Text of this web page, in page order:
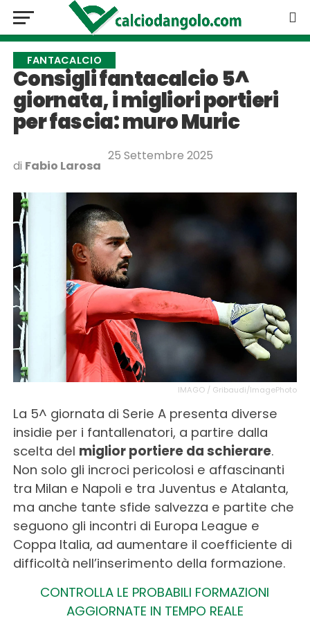
FANTACALCIO
Consigli fantacalcio 5^
giornata, i migliori portieri
per fascia: muro Muric
di Fabio Larosa
25 Settembre 2025
IMAGO / Gribaudi/ImagePhoto
La 5^ giornata di Serie A presenta diverse
insidie per i fantallenatori, a partire dalla
scelta del miglior portiere da schierare.
Non solo gli incroci pericolosi e affascinanti
tra Milan e Napoli e tra Juventus e Atalanta,
ma anche tante sfide salvezza e partite che
seguono gli incontri di Europa League e
Coppa Italia, ad aumentare il coefficiente di
difficoltà nell’inserimento della formazione.
CONTROLLA LE PROBABILI FORMAZIONI
AGGIORNATE IN TEMPO REALE